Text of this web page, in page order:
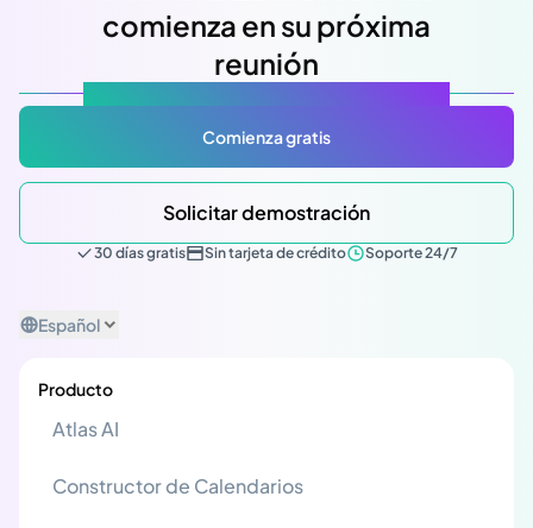
comienza en su próxima
reunión
Comienza gratis
Solicitar demostración
30 días gratis Sin tarjeta de crédito Soporte 24/7
Español
Producto
Atlas AI
Constructor de Calendarios